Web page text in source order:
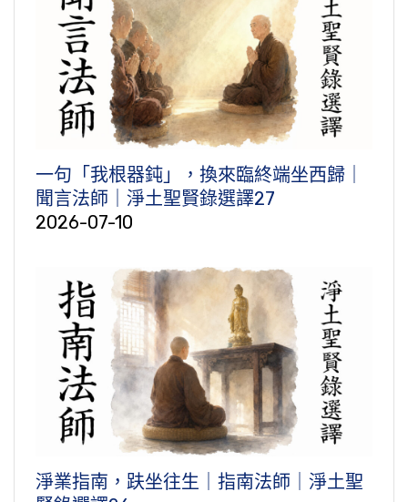
一句「我根器鈍」，換來臨終端坐西歸｜
聞言法師｜淨土聖賢錄選譯27
2026-07-10
淨業指南，趺坐往生｜指南法師｜淨土聖